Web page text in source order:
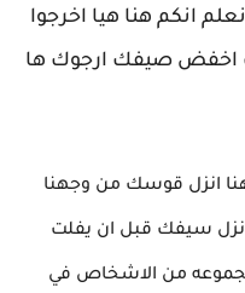
انكم هنا هيا اخرجوا
رب اخفض صيفك ارجوك ها
هنا انزل قوسك من وجهنا
انزل سيفك قبل ان يفلت
من الاشخاص في